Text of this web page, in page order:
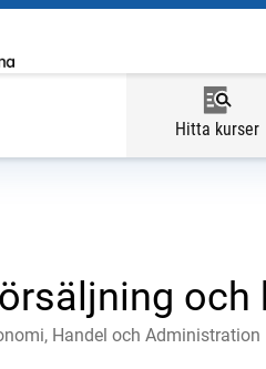
Hitta kurser
och
Handel och Administration